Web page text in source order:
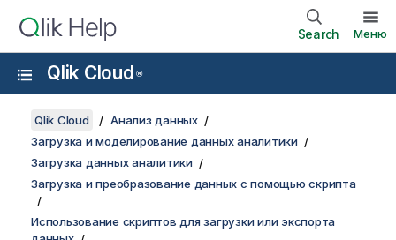
Search Меню
Qlik Cloud ®
Qlik Cloud
Анализ данных
Загрузка и моделирование данных аналитики
Загрузка данных аналитики
Загрузка и преобразование данных с помощью скрипта
Использование скриптов для загрузки или экспорта